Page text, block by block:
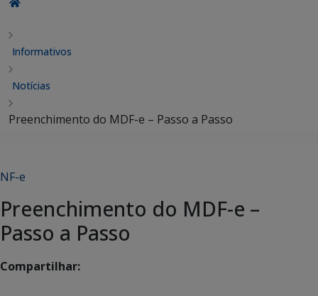
Informativos
Notícias
Preenchimento do MDF-e – Passo a Passo
NF-e
Preenchimento do MDF-e –
Passo a Passo
Compartilhar: